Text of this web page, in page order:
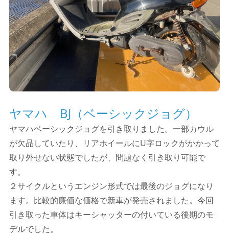
ヤマハ BJ（ベーシックジョグ）
ヤマハベーシックジョグを引き取りました。一部カウル
が欠品していたり、リアホイールにU字ロックがかかって
取り外せない状態でしたが、問題なく引き取り可能で
す。
２サイクルというエンジン形式では最後のジョグになり
ます。比較的廉価な価格で新車が発売されました。今回
引き取った車体はキーシャッターの付いている後期のモ
デルでした。